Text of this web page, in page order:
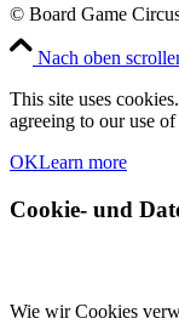
© Board Game
Nach oben
This site uses
agreeing to our use
OKLearn more
Cookie- und
Wie wir Cookies